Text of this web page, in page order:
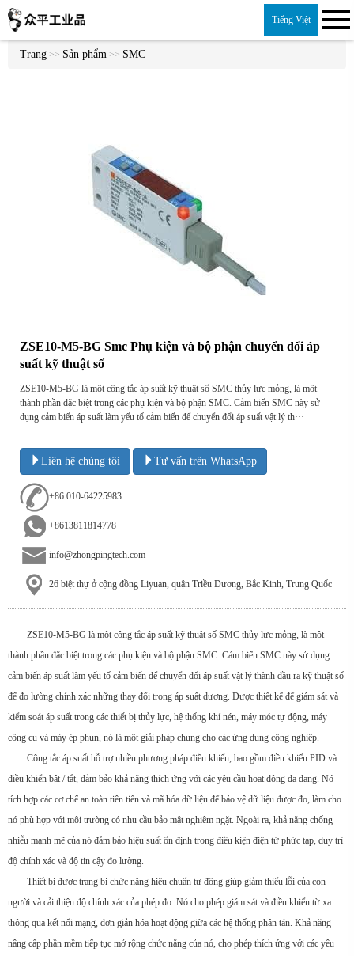
Tiếng Việt
Trang >> Sản phẩm >> SMC
ZSE10-M5-BG Smc Phụ kiện và bộ phận chuyển đổi áp
suất kỹ thuật số
ZSE10-M5-BG là một công tắc áp suất kỹ thuật số SMC thủy lực mỏng, là một
thành phần đặc biệt trong các phụ kiện và bộ phận SMC. Cảm biến SMC này sử
dụng cảm biến áp suất làm yếu tố cảm biến để chuyển đổi áp suất vật lý th···
Liên hệ chúng tôi Tư vấn trên WhatsApp
+86 010-64225983
+8613811814778
info@zhongpingtech.com
26 biệt thự ở cộng đồng Liyuan, quận Triều Dương, Bắc Kinh, Trung Quốc
ZSE10-M5-BG là một công tắc áp suất kỹ thuật số SMC thủy lực mỏng, là một
thành phần đặc biệt trong các phụ kiện và bộ phận SMC. Cảm biến SMC này sử dụng
cảm biến áp suất làm yếu tố cảm biến để chuyển đổi áp suất vật lý thành đầu ra kỹ thuật số
để đo lường chính xác những thay đổi trong áp suất dương. Được thiết kế để giám sát và
kiểm soát áp suất trong các thiết bị thủy lực, hệ thống khí nén, máy móc tự động, máy
công cụ và máy ép phun, nó là một giải pháp chung cho các ứng dụng công nghiệp.
Công tắc áp suất hỗ trợ nhiều phương pháp điều khiển, bao gồm điều khiển PID và
điều khiển bật / tắt, đảm bảo khả năng thích ứng với các yêu cầu hoạt động đa dạng. Nó
tích hợp các cơ chế an toàn tiên tiến và mã hóa dữ liệu để bảo vệ dữ liệu được đo, làm cho
nó phù hợp với môi trường có nhu cầu bảo mật nghiêm ngặt. Ngoài ra, khả năng chống
nhiễu mạnh mẽ của nó đảm bảo hiệu suất ổn định trong điều kiện điện từ phức tạp, duy trì
độ chính xác và độ tin cậy đo lường.
Thiết bị được trang bị chức năng hiệu chuẩn tự động giúp giảm thiểu lỗi của con
người và cải thiện độ chính xác của phép đo. Nó cho phép giám sát và điều khiển từ xa
thông qua kết nối mạng, đơn giản hóa hoạt động giữa các hệ thống phân tán. Khả năng
nâng cấp phần mềm tiếp tục mở rộng chức năng của nó, cho phép thích ứng với các yêu